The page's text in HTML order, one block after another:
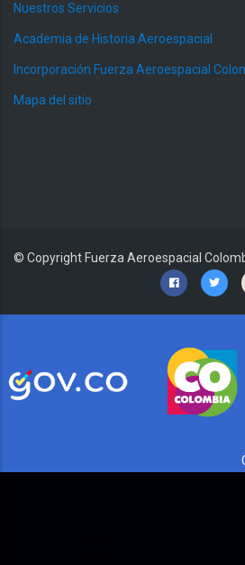
Nuestros Servicios
Academia de Historia Aeroespacial
Incorporación Fuerza Aeroespacial
Mapa del sitio
© Copyright Fuerza Aeroespacial